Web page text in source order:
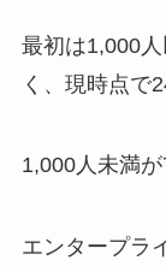
最初は1,000
く、現時点で
1,000人未満が
エンタープラ